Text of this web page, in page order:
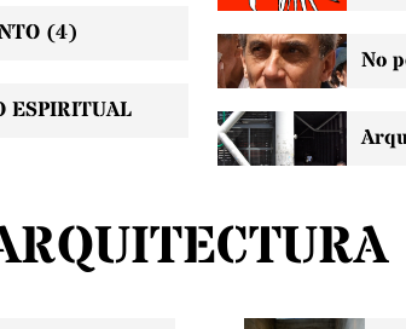
(4)
ESPIRITUAL
No